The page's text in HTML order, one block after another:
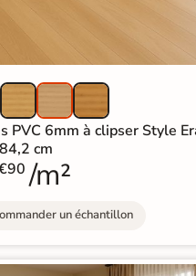
PVC 6mm à clipser Style
cm
/m²
un échantillon